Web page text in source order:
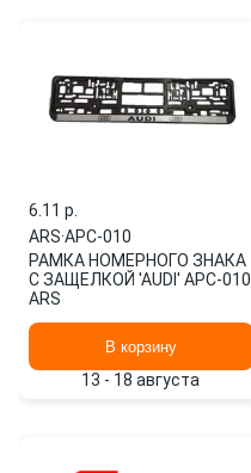
6.11 p.
ARS·APC-010
РАМКА НОМЕРНОГО ЗНАКА
С ЗАЩЕЛКОЙ 'AUDI' APC-010
ARS
В корзину
13 - 18 августа